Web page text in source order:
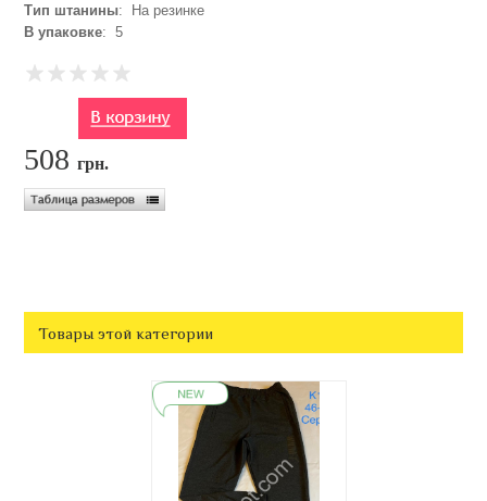
Тип штанины: На резинке
В упаковке: 5
508грн.
Товары этой категории